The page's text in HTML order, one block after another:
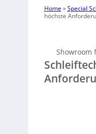
Home »Special
höchste
Showroom